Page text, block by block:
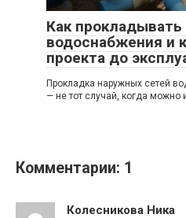
Как
водоснабжения и
проекта до
Прокладка наружных сетей
— не тот случай, когда можно
Комментарии: 1
Колесникова Ника